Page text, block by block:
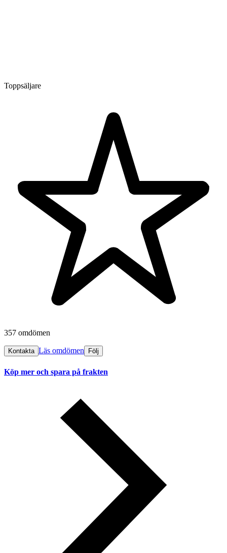
Toppsäljare
357 omdömen
Kontakta Läs omdömen Följ
Köp mer och spara på frakten